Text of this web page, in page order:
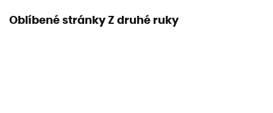
Oblíbené stránky Z druhé ruky